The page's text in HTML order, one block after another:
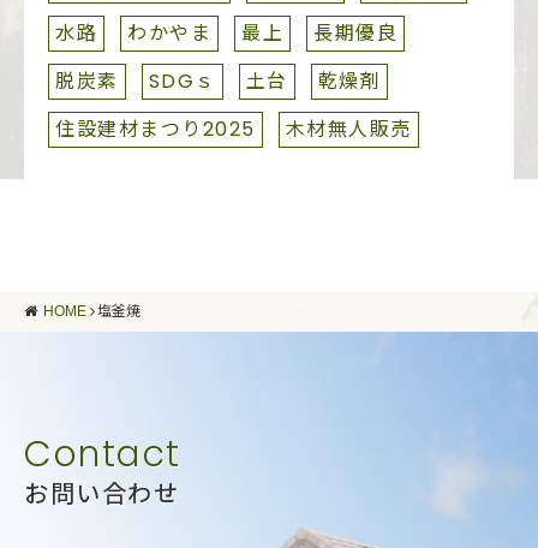
水路
わかやま 最上
長期優良
脱炭素
SDGｓ 土台
乾燥剤
住設建材まつり2025
木材無人販売
HOME 塩釜焼
お問い合わせ